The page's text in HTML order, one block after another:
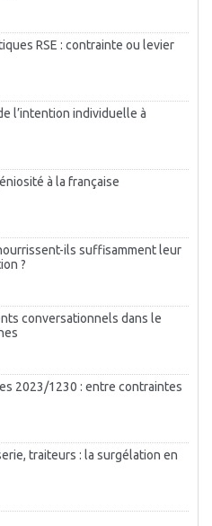
RSE : contrainte ou levier
l’intention individuelle à
à la française
ils suffisamment leur
?
conversationnels dans le
2023/1230 : entre contraintes
traiteurs : la surgélation en